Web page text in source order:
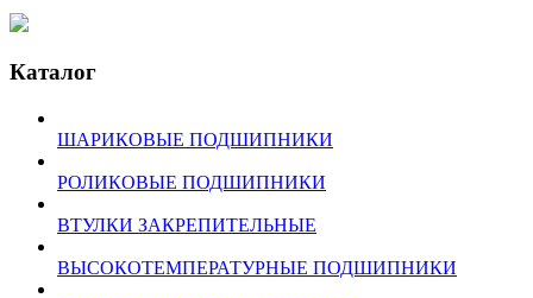
Каталог
ШАРИКОВЫЕ ПОДШИПНИКИ
РОЛИКОВЫЕ ПОДШИПНИКИ
ВТУЛКИ ЗАКРЕПИТЕЛЬНЫЕ
ВЫСОКОТЕМПЕРАТУРНЫЕ ПОДШИПНИКИ